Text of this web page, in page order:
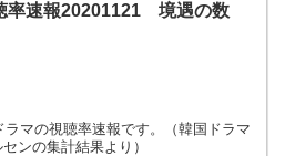
率速報20201121 境遇の数
マの視聴率速報です。（韓国ドラマ
ンの集計結果より）